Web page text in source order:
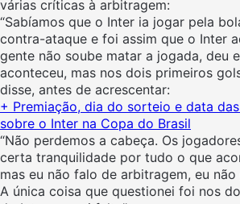
várias críticas à arbitragem:
“Sabíamos que o Inter ia jogar pela
contra-ataque e foi assim que o Inter
gente não soube matar a jogada, deu
aconteceu, mas nos dois primeiros
disse, antes de acrescentar:
+ Premiação, dia do sorteio e data
sobre o Inter na Copa do Brasil
“Não perdemos a cabeça. Os
certa tranquilidade por tudo o que
mas eu não falo de arbitragem, eu
A única coisa que questionei foi nos